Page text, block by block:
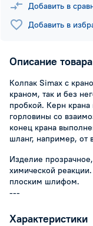
Добавить в
Добавить в
Описание товара
Колпак Simax с
краном, так и без
пробкой. Керн крана
горловины со
конец крана
шланг, например, от
Изделие
химической
плоским шлифом.
---
Характеристики